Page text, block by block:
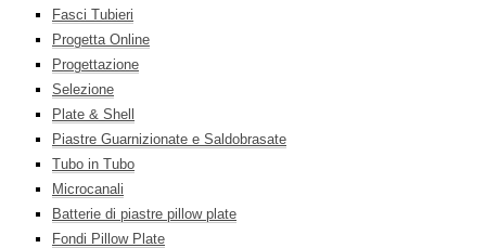
Fasci Tubieri
Progetta Online
Progettazione
Selezione
Plate & Shell
Piastre Guarnizionate e Saldobrasate
Tubo in Tubo
Microcanali
Batterie di piastre pillow plate
Fondi Pillow Plate